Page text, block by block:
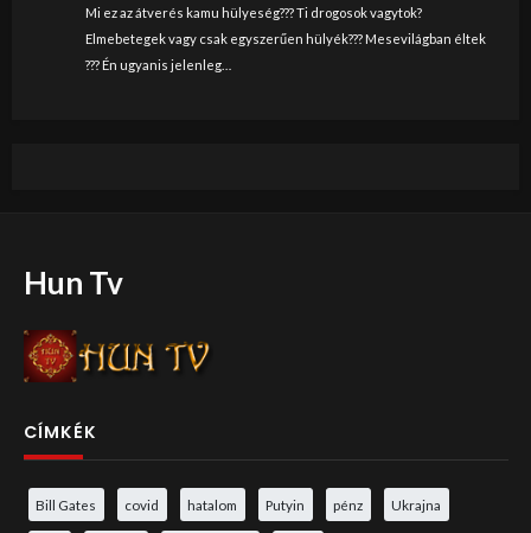
Mi ez az átverés kamu hülyeség??? Ti drogosok vagytok?
Elmebetegek vagy csak egyszerűen hülyék??? Mesevilágban éltek
??? Én ugyanis jelenleg…
Hun Tv
CÍMKÉK
Bill Gates covid hatalom Putyin pénz Ukrajna